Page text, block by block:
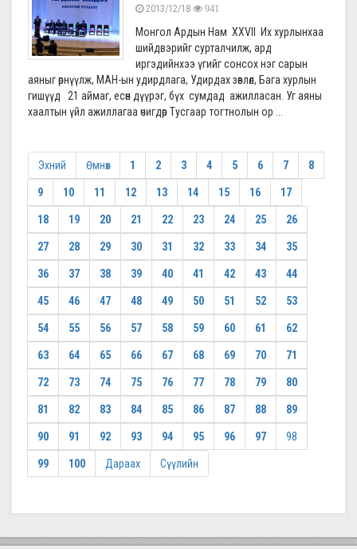
2013/12/18 941
Монгол Ардын Нам XXVII Их хурлынхаа
шийдвэрийг сурталчилж, ард
иргэдийнхээ үгийг сонсох нэг сарын
аяныг өрнүүлж, МАН-ын удирдлага, Удирдах зөвлөл, Бага хурлын
гишүүд 21 аймаг, есөн дүүрэг, бүх сумдад ажилласан. Уг аяны
хаалтын үйл ажиллагаа өчигдөр Тусгаар тогтнолын ор ...
Эхний Өмнөх 1 2 3 4 5 6 7 8
9 10 11 12 13 14 15 16 17
18 19 20 21 22 23 24 25 26
27 28 29 30 31 32 33 34 35
36 37 38 39 40 41 42 43 44
45 46 47 48 49 50 51 52 53
54 55 56 57 58 59 60 61 62
63 64 65 66 67 68 69 70 71
72 73 74 75 76 77 78 79 80
81 82 83 84 85 86 87 88 89
90 91 92 93 94 95 96 97 98
99 100 Дараах Сүүлийн